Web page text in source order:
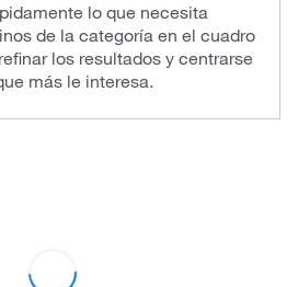
lo que necesita
de la categoría en el cuadro
los resultados y centrarse
más le interesa.